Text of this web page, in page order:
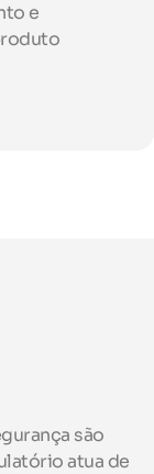
e
são
atua de